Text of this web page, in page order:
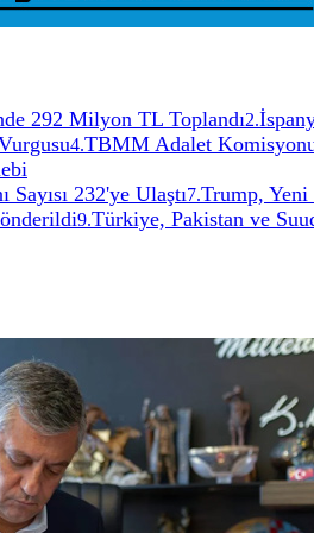
292 Milyon TL Toplandı2.
4.TBMM Adalet
232'ye Ulaştı7.Trump, Yeni
9.Türkiye, Pakistan ve